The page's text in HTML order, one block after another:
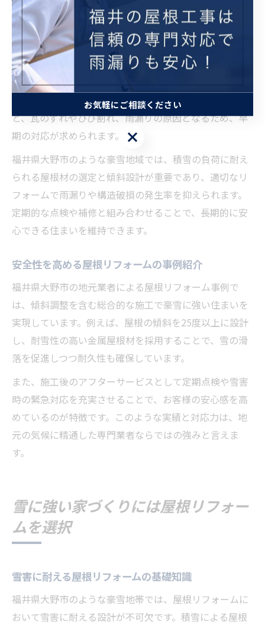
のリフォーム事例では、傾斜屋根への改修で雪下ろし作
業が容易になったとの声が多く聞かれます。
屋根リフォームで防ぐ積雪による損傷リスク
屋根リフォームによる傾斜調整は、積雪による屋根の損
傷リスクを大幅に軽減します。積雪が長期間屋根に残る
と、瓦のずれやひび割れ、雨漏りの原因となるため、早
期の対応が求められます。
福井県大野市のような豪雪地域では、積雪の負荷に耐え
られる屋根材の選定と傾斜設計が重要であり、適切なリ
フォームで雨漏りや構造破損の発生率を抑えられます。
定期的な点検や補修と組み合わせることで、長期的に安
心できる住まいを維持できます。
安全性を高める屋根リフォームの事例紹介
福井県大野市の地元業者による屋根リフォーム事例で
は、傾斜調整を含む総合的な施工で豪雪に強い住まいを
実現しています。例えば、屋根の傾斜を25度以上に設計
し、耐雪性の高い金属屋根材を採用することで、雪の滑
落を促進しつつ耐久性も確保しています。
また、施工後のアフターサービスとして定期点検や雪害
時の緊急対応を充実させることで、お客様の安心感を高
めているのが特徴です。このような実績と対応力は、地
元の気候に精通した専門業者ならではの強みと言えま
す。
雪に強い家づくりには屋根リフォー
ムを選択
雪害に耐える屋根リフォームの基礎知識
福井県大野市のような豪雪地帯では、屋根リフォームに
おいて雪害に耐える設計が不可欠です。積雪による屋根
お気軽にご相談ください
お気軽にご相談ください